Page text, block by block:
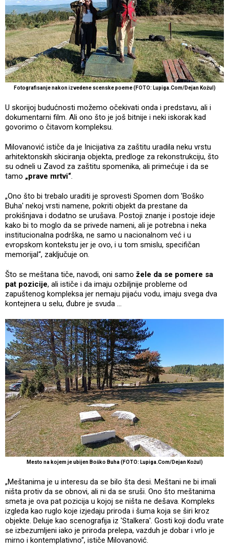
Fotografisanje nakon izvedene scenske poeme (FOTO: Lupiga.Com/Dejan Kožul)
U skorijoj budućnosti možemo očekivati onda i predstavu, ali i
dokumentarni film. Ali ono što je još bitnije i neki iskorak kad
govorimo o čitavom kompleksu.
Milovanović ističe da je Inicijativa za zaštitu uradila neku vrstu
arhitektonskih skiciranja objekta, predloge za rekonstrukciju, što
su odneli u Zavod za zaštitu spomenika, ali primećuje i da se
tamo „prave mrtvi“.
„Ono što bi trebalo uraditi je sprovesti Spomen dom 'Boško
Buha' nekoj vrsti namene, pokriti objekt da prestane da
prokišnjava i dodatno se urušava. Postoji znanje i postoje ideje
kako bi to moglo da se privede nameni, ali je potrebna i neka
institucionalna podrška, ne samo u nacionalnom već i u
evropskom kontekstu jer je ovo, i u tom smislu, specifičan
memorijal“, zaključuje on.
Što se meštana tiče, navodi, oni samo žele da se pomere sa
pat pozicije, ali ističe i da imaju ozbiljnije probleme od
zapuštenog kompleksa jer nemaju pijaću vodu, imaju svega dva
kontejnera u selu, đubre je svuda ...
Mesto na kojem je ubijen Boško Buha (FOTO: Lupiga.Com/Dejan Kožul)
„Meštanima je u interesu da se bilo šta desi. Meštani ne bi imali
ništa protiv da se obnovi, ali ni da se sruši. Ono što meštanima
smeta je ova pat pozicija u kojoj se ništa ne dešava. Kompleks
izgleda kao ruglo koje izjedaju priroda i šuma koja se širi kroz
objekte. Deluje kao scenografija iz 'Stalkera'. Gosti koji dođu vrate
se izbezumljeni iako je priroda prelepa, vazduh je dobar i vrlo je
mirno i kontemplativno“, ističe Milovanović.